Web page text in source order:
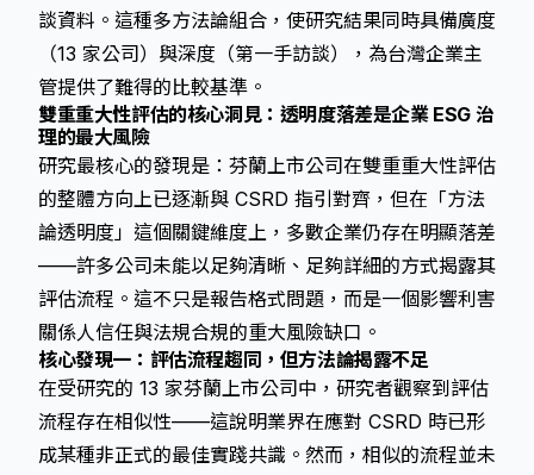
談資料。這種多方法論組合，使研究結果同時具備廣度
（13 家公司）與深度（第一手訪談），為台灣企業主
管提供了難得的比較基準。
雙重重大性評估的核心洞見：透明度落差是企業 ESG 治
理的最大風險
研究最核心的發現是：芬蘭上市公司在雙重重大性評估
的整體方向上已逐漸與 CSRD 指引對齊，但在「方法
論透明度」這個關鍵維度上，多數企業仍存在明顯落差
——許多公司未能以足夠清晰、足夠詳細的方式揭露其
評估流程。這不只是報告格式問題，而是一個影響利害
關係人信任與法規合規的重大風險缺口。
核心發現一：評估流程趨同，但方法論揭露不足
在受研究的 13 家芬蘭上市公司中，研究者觀察到評估
流程存在相似性——這說明業界在應對 CSRD 時已形
成某種非正式的最佳實踐共識。然而，相似的流程並未